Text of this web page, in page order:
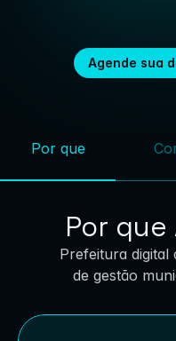
Agende sua
Por que
Por
Prefeitura digital
de gestão